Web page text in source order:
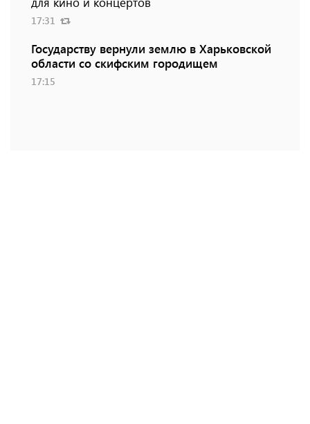
17:31
Государству вернули землю в Харьковской
области со скифским городищем
17:15